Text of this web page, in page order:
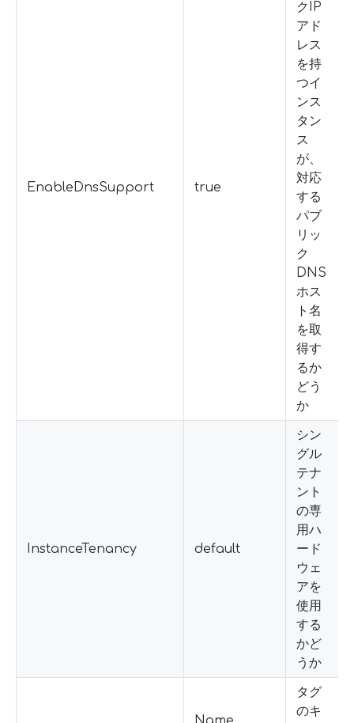
EnableDnsSupport true
クIP
アド
レス
を持
つイ
ンス
タン
ス
が、
対応
する
パブ
リッ
ク
DNS
ホス
ト名
を取
得す
るか
どう
か
InstanceTenancy default
シン
グル
テナ
ント
の専
用ハ
ード
ウェ
アを
使用
する
かど
うか
タグ
のキ